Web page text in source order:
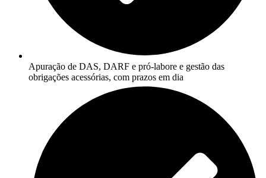
Apuração de DAS, DARF e pró-labore e gestão das
obrigações acessórias, com prazos em dia